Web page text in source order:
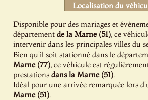
Localisation du
Disponible pour des mariages et
départementde la Marne (51), ce
intervenir dans les principales villes du
Bien qu’il soit stationné dans le
Marne (77), ce véhicule est
prestationsdans la Marne (51).
Idéal pour une arrivée remarquée lors
Marne (51).